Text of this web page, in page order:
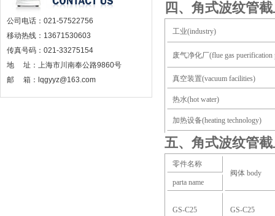
公司电话：021-57522756
移动热线：13671530603
传真号码：021-33275154
地 址：上海市川南奉公路9860号
邮 箱：lqgyyz@163.com
四、角式波纹管
工业(industry)
废气净化厂(flue gas puerification
真空装置(vacuum facilities)
热水(hot water)
加热设备(heating technology)
五、角式波纹管
零件名称
阀体body
parta name
GS-C25 GS-C25